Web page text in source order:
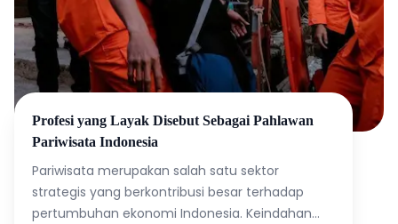
Profesi yang Layak Disebut Sebagai Pahlawan
Pariwisata Indonesia
Pariwisata merupakan salah satu sektor
strategis yang berkontribusi besar terhadap
pertumbuhan ekonomi Indonesia. Keindahan